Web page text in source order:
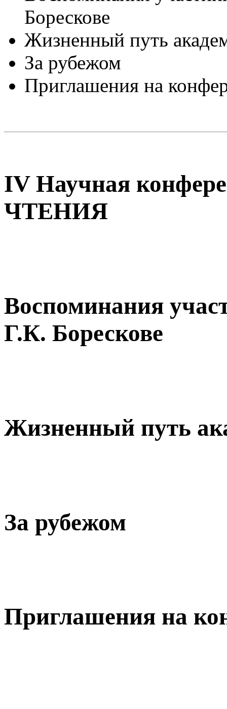
Борескове
Жизненный путь
За рубежом
Приглашения на
IV Научная
ЧТЕНИЯ
Воспоминания
Г.К. Борескове
Жизненный путь
За рубежом
Приглашения на